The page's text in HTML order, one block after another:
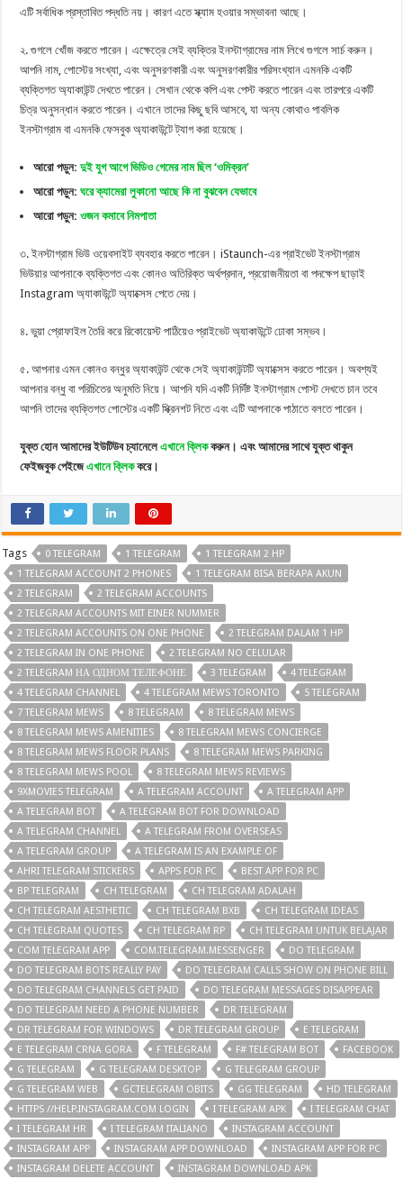
এটি সর্বাধিক প্রস্তাবিত পদ্ধতি নয়। কারণ এতে স্ক্যাম হওয়ার সম্ভাবনা আছে।
২. গুগলে খোঁজ করতে পারেন। এক্ষেত্রে সেই ব্যক্তির ইনস্টাগ্রামের নাম লিখে গুগলে সার্চ করুন।
আপনি নাম, পোস্টের সংখ্যা, এবং অনুসরণকারী এবং অনুসরণকারীর পরিসংখ্যান এমনকি একটি
ব্যক্তিগত অ্যাকাউন্ট দেখতে পারেন। সেখান থেকে কপি এবং পেস্ট করতে পারেন এবং তারপরে একটি
চিত্র অনুসন্ধান করতে পারেন। এখানে তাদের কিছু ছবি আসবে, যা অন্য কোথাও পাবলিক
ইনস্টাগ্রাম বা এমনকি ফেসবুক অ্যাকাউন্টে ট্যাগ করা হয়েছে।
আরো পড়ুন:দুই যুগ আগে ভিডিও গেমের নাম ছিল ‘ওমিক্রন’
আরো পড়ুন:ঘরে ক্যামেরা লুকানো আছে কি না বুঝবেন যেভাবে
আরো পড়ুন: ওজন কমাবে নিমপাতা
৩. ইনস্টাগ্রাম ভিউ ওয়েবসাইট ব্যবহার করতে পারেন। iStaunch-এর প্রাইভেট ইনস্টাগ্রাম
ভিউয়ার আপনাকে ব্যক্তিগত এবং কোনও অতিরিক্ত অর্থপ্রদান, প্রয়োজনীয়তা বা পদক্ষেপ ছাড়াই
Instagram অ্যাকাউন্টে অ্যাক্সেস পেতে দেয়।
৪. ভুয়া প্রোফাইল তৈরি করে রিকোয়েস্ট পাঠিয়েও প্রাইভেট অ্যাকাউন্টে ঢোকা সম্ভব।
৫. আপনার এমন কোনও বন্ধুর অ্যাকাউন্ট থেকে সেই অ্যাকাউন্টটি অ্যাক্সেস করতে পারেন। অবশ্যই
আপনার বন্ধু বা পরিচিতের অনুমতি নিয়ে। আপনি যদি একটি নির্দিষ্ট ইনস্টাগ্রাম পোস্ট দেখতে চান তবে
আপনি তাদের ব্যক্তিগত পোস্টের একটি স্ক্রিনশট নিতে এবং এটি আপনাকে পাঠাতে বলতে পারেন।
যুক্ত হোন আমাদের ইউটিউব চ্যানেলেএখানে ক্লিককরুন। এবং আমাদের সাথে যুক্ত থাকুন
ফেইজবুক পেইজেএখানে ক্লিককরে।
Tags 0 TELEGRAM 1 TELEGRAM
1 TELEGRAM 2 HP
1 TELEGRAM ACCOUNT 2 PHONES
1 TELEGRAM BISA BERAPA AKUN
2 TELEGRAM
2 TELEGRAM ACCOUNTS
2 TELEGRAM ACCOUNTS MIT EINER NUMMER
2 TELEGRAM ACCOUNTS ON ONE PHONE
2 TELEGRAM DALAM 1 HP
2 TELEGRAM IN ONE PHONE
2 TELEGRAM NO CELULAR
2 TELEGRAM НА ОДНОМ ТЕЛЕФОНЕ
3 TELEGRAM
4 TELEGRAM
4 TELEGRAM CHANNEL
4 TELEGRAM MEWS TORONTO
5 TELEGRAM
7 TELEGRAM MEWS
8 TELEGRAM
8 TELEGRAM MEWS
8 TELEGRAM MEWS AMENITIES
8 TELEGRAM MEWS CONCIERGE
8 TELEGRAM MEWS FLOOR PLANS
8 TELEGRAM MEWS PARKING
8 TELEGRAM MEWS POOL
8 TELEGRAM MEWS REVIEWS
9XMOVIES TELEGRAM
A TELEGRAM ACCOUNT
A TELEGRAM APP
A TELEGRAM BOT
A TELEGRAM BOT FOR DOWNLOAD
A TELEGRAM CHANNEL
A TELEGRAM FROM OVERSEAS
A TELEGRAM GROUP
A TELEGRAM IS AN EXAMPLE OF
AHRI TELEGRAM STICKERS
APPS FOR PC
BEST APP FOR PC
BP TELEGRAM
CH TELEGRAM
CH TELEGRAM ADALAH
CH TELEGRAM AESTHETIC
CH TELEGRAM BXB
CH TELEGRAM IDEAS
CH TELEGRAM QUOTES
CH TELEGRAM RP
CH TELEGRAM UNTUK BELAJAR
COM TELEGRAM APP
COM.TELEGRAM.MESSENGER
DO TELEGRAM
DO TELEGRAM BOTS REALLY PAY
DO TELEGRAM CALLS SHOW ON PHONE BILL
DO TELEGRAM CHANNELS GET PAID
DO TELEGRAM MESSAGES DISAPPEAR
DO TELEGRAM NEED A PHONE NUMBER
DR TELEGRAM
DR TELEGRAM FOR WINDOWS
DR TELEGRAM GROUP
E TELEGRAM
E TELEGRAM CRNA GORA
F TELEGRAM F# TELEGRAM BOT
FACEBOOK
G TELEGRAM
G TELEGRAM DESKTOP
G TELEGRAM GROUP
G TELEGRAM WEB
GCTELEGRAM OBITS GG TELEGRAM
HD TELEGRAM
HTTPS //HELP.INSTAGRAM.COM LOGIN
I TELEGRAM APK
I TELEGRAM CHAT
I TELEGRAM HR
I TELEGRAM ITALIANO
INSTAGRAM ACCOUNT
INSTAGRAM APP
INSTAGRAM APP DOWNLOAD
INSTAGRAM APP FOR PC
INSTAGRAM DELETE ACCOUNT
INSTAGRAM DOWNLOAD APK